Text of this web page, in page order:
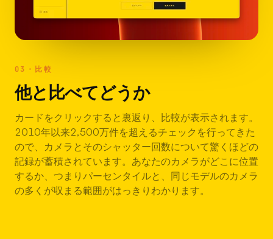
03・比較
他と比べてどうか
カードをクリックすると裏返り、比較が表示されます。
2010年以来2,500万件を超えるチェックを行ってきた
ので、カメラとそのシャッター回数について驚くほどの
記録が蓄積されています。あなたのカメラがどこに位置
するか、つまりパーセンタイルと、同じモデルのカメラ
の多くが収まる範囲がはっきりわかります。